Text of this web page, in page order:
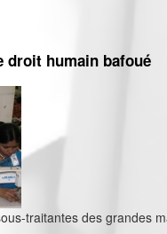
droit humain bafoué
traitantes des grandes